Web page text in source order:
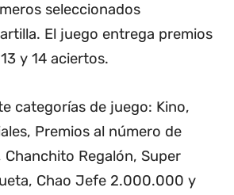
seleccionados
El juego entrega premios
y 14 aciertos.
categorías de juego: Kino,
Premios al número de
Chanchito Regalón, Super
Chao Jefe 2.000.000 y